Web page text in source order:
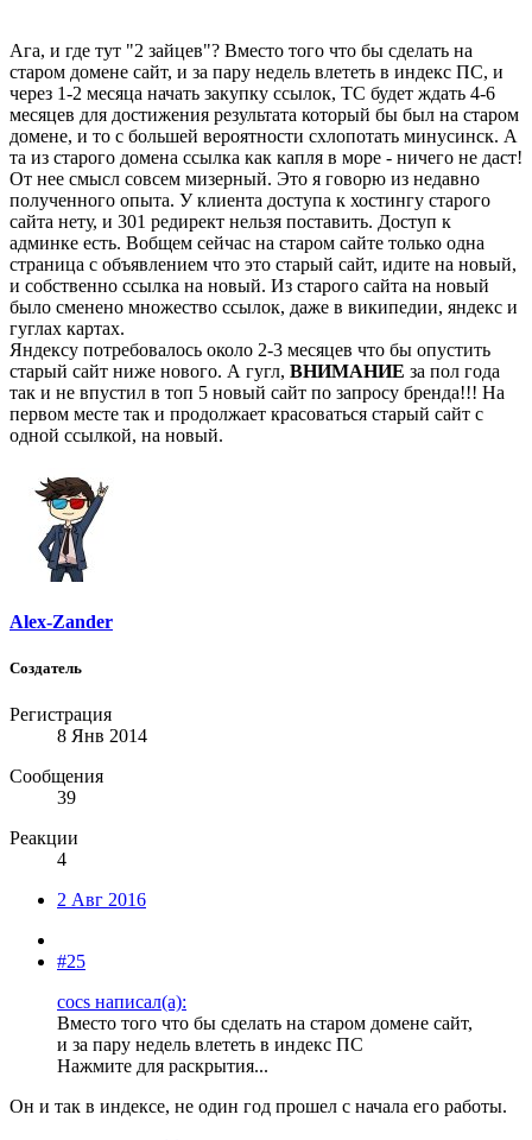
Ага, и где тут "2 зайцев"? Вместо того что бы сделать на
старом домене сайт, и за пару недель влететь в индекс ПС, и
через 1-2 месяца начать закупку ссылок, ТС будет ждать 4-6
месяцев для достижения результата который бы был на старом
домене, и то с большей вероятности схлопотать минусинск. А
та из старого домена ссылка как капля в море - ничего не даст!
От нее смысл совсем мизерный. Это я говорю из недавно
полученного опыта. У клиента доступа к хостингу старого
сайта нету, и 301 редирект нельзя поставить. Доступ к
админке есть. Вобщем сейчас на старом сайте только одна
страница с объявлением что это старый сайт, идите на новый,
и собственно ссылка на новый. Из старого сайта на новый
было сменено множество ссылок, даже в википедии, яндекс и
гуглах картах.
Яндексу потребовалось около 2-3 месяцев что бы опустить
старый сайт ниже нового. А гугл, ВНИМАНИЕ за пол года
так и не впустил в топ 5 новый сайт по запросу бренда!!! На
первом месте так и продолжает красоваться старый сайт с
одной ссылкой, на новый.
Alex-Zander
Создатель
Регистрация
8 Янв 2014
Сообщения
39
Реакции
4
2 Авг 2016
#25
cocs написал(а):
Вместо того что бы сделать на старом домене сайт,
и за пару недель влететь в индекс ПС
Нажмите для раскрытия...
Он и так в индексе, не один год прошел с начала его работы.